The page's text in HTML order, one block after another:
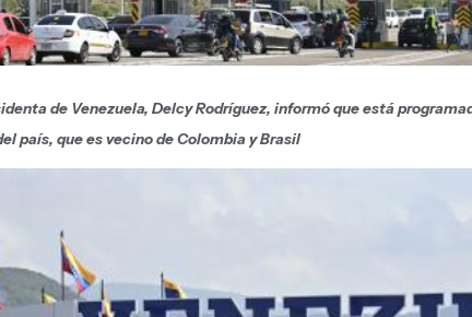
de Venezuela, Delcy Rodríguez, informó que está
país, que es vecino de Colombia y Brasil